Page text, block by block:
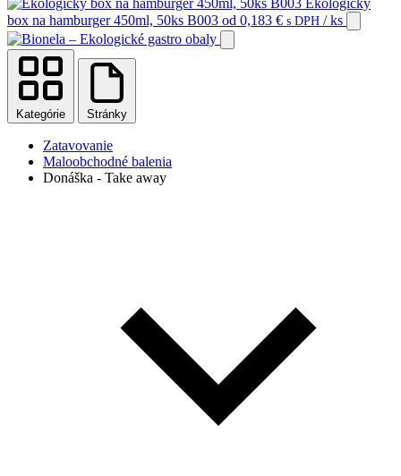
Ekologický
box na hamburger 450ml, 50ks B003 od 0,183 € s DPH / ks
Kategórie Stránky
Zatavovanie
Maloobchodné balenia
Donáška - Take away